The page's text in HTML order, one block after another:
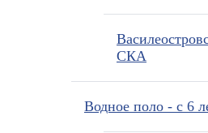
СКА
Водное поло - с 6